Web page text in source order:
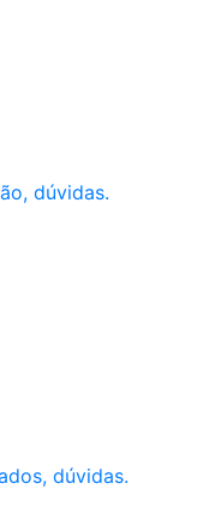
dúvidas.
dúvidas.